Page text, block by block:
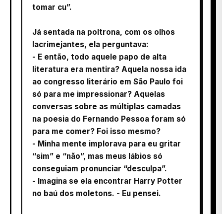
tomar cu”.
Já sentada na poltrona, com os olhos
lacrimejantes, ela perguntava:
- E então, todo aquele papo de alta
literatura era mentira? Aquela nossa ida
ao congresso literário em São Paulo foi
só para me impressionar? Aquelas
conversas sobre as múltiplas camadas
na poesia do Fernando Pessoa foram só
para me comer? Foi isso mesmo?
- Minha mente implorava para eu gritar
“sim” e “não”, mas meus lábios só
conseguiam pronunciar “desculpa”.
- Imagina se ela encontrar Harry Potter
no baú dos moletons. - Eu pensei.